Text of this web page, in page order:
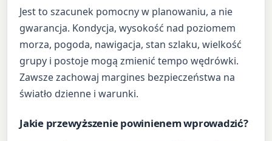
Jest to szacunek pomocny w planowaniu, a nie
gwarancja. Kondycja, wysokość nad poziomem
morza, pogoda, nawigacja, stan szlaku, wielkość
grupy i postoje mogą zmienić tempo wędrówki.
Zawsze zachowaj margines bezpieczeństwa na
światło dzienne i warunki.
Jakie przewyższenie powinienem wprowadzić?